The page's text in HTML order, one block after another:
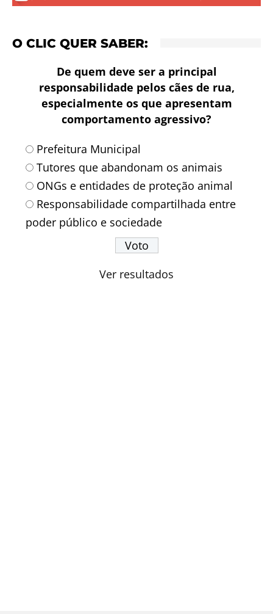
O CLIC QUER SABER:
De quem deve ser a principal
responsabilidade pelos cães de rua,
especialmente os que apresentam
comportamento agressivo?
Prefeitura Municipal
Tutores que abandonam os animais
ONGs e entidades de proteção animal
Responsabilidade compartilhada entre
poder público e sociedade
Ver resultados